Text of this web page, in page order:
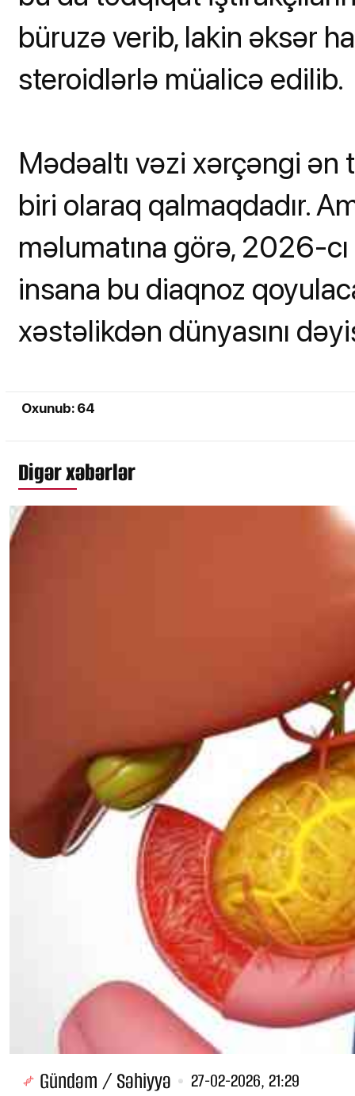
büruzə verib, lakin əksər
steroidlərlə müalicə edilib.
Mədəaltı vəzi xərçəngi
biri olaraq qalmaqdadır.
məlumatına görə, 2026-
insana bu diaqnoz
xəstəlikdən dünyasını
Oxunub: 64
Digər xəbərlər
Gündəm / Səhiyyə 27-02-2026, 21:29